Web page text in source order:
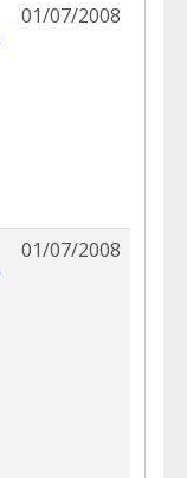
01/07/2008
01/07/2008